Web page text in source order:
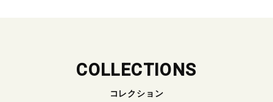
COLLECTIONS
コレクション